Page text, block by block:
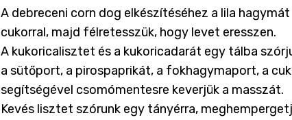
A debreceni corn dog elkészítéséhez a lila
cukorral, majd félretesszük, hogy levet eresszen.
A kukoricalisztet és a kukoricadarát egy tálba
a sütőport, a pirospaprikát, a fokhagymaport, a
segítségével csomómentesre keverjük a masszát.
Kevés lisztet szórunk egy tányérra,